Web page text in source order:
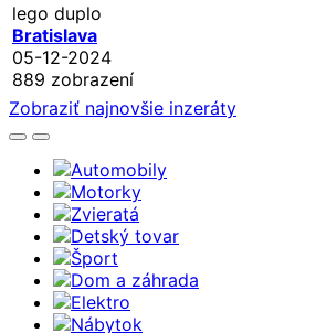
lego duplo
Bratislava
05-12-2024
889 zobrazení
Zobraziť najnovšie inzeráty
Automobily
Motorky
Zvieratá
Detský tovar
Šport
Dom a záhrada
Elektro
Nábytok